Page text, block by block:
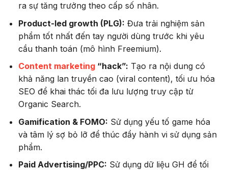
ra sự tăng trưởng theo cấp số nhân.
Product-led growth (PLG): Đưa trải nghiệm sản
phẩm tốt nhất đến tay người dùng trước khi yêu
cầu thanh toán (mô hình Freemium).
Content marketing“hack”: Tạo ra nội dung có
khả năng lan truyền cao (viral content), tối ưu hóa
SEO để khai thác tối đa lưu lượng truy cập từ
Organic Search.
Gamification & FOMO: Sử dụng yếu tố game hóa
và tâm lý sợ bỏ lỡ để thúc đẩy hành vi sử dụng sản
phẩm.
Paid Advertising/PPC: Sử dụng dữ liệu GH để tối